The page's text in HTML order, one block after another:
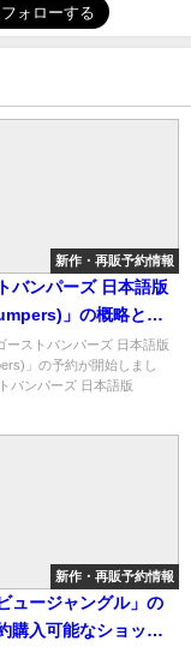
新作・再販予約情報
バンパーズ 日本語版
」の概略と予
なショップ紹介！
ーストバンパーズ 日本語版
」の予約が開始しまし
バンパーズ 日本語版
新作・再販予約情報
ュージャングル」の
購入可能なショップ